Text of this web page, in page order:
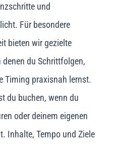
und
Für besondere
bieten wir gezielte
du Schrittfolgen,
Timing praxisnah lernst.
du buchen, wenn du
oder deinem eigenen
Inhalte, Tempo und Ziele